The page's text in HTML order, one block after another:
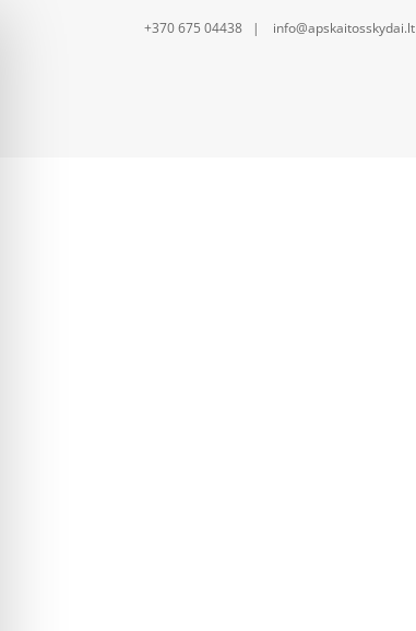
+370 675 04438 | info@apskaitosskydai.lt